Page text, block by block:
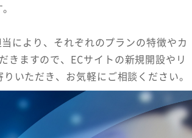
により、それぞれのプランの特徴やカ
きますので、ECサイトの新規開設やリ
いただき、お気軽にご相談ください。